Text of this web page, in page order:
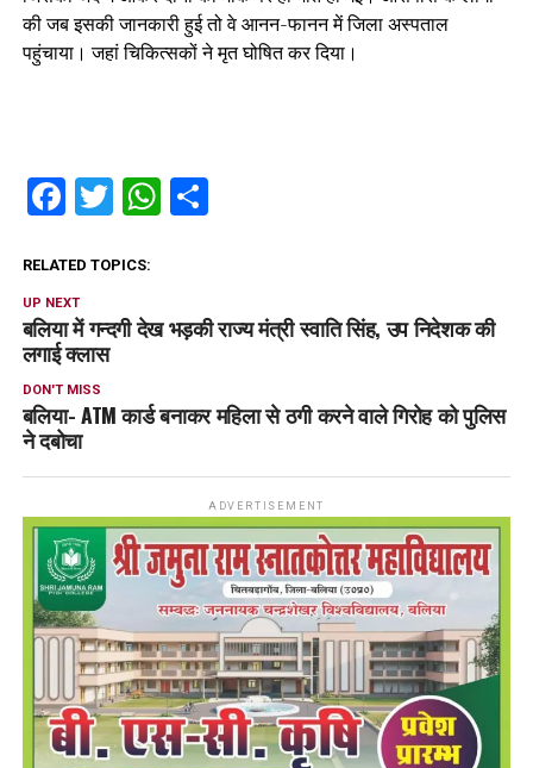
की जब इसकी जानकारी हुई तो वे आनन-फानन में जिला अस्पताल
पहुंचाया। जहां चिकित्सकों ने मृत घोषित कर दिया।
Facebook
TwitterWhatsApp
Share
RELATED TOPICS:
UP NEXT
बलिया में गन्दगी देख भड़की राज्य मंत्री स्वाति सिंह, उप निदेशक की
लगाई क्लास
DON'T MISS
बलिया- ATM कार्ड बनाकर महिला से ठगी करने वाले गिरोह को पुलिस
ने दबोचा
ADVERTISEMENT